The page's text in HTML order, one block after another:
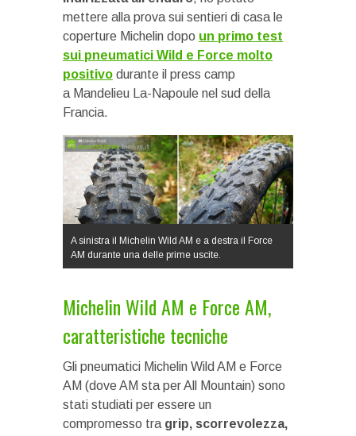
mettere alla prova sui sentieri di casa le
coperture Michelin dopo un primo test
sui pneumatici Wild e Force molto
positivo durante il press camp
a Mandelieu La-Napoule nel sud della
Francia.
A sinistra il Michelin Wild AM e a destra il Force
AM durante una delle prime uscite.
Michelin Wild AM e Force AM,
caratteristiche tecniche
Gli pneumatici Michelin Wild AM e Force
AM (dove AM sta per All Mountain) sono
stati studiati per essere un
compromesso tra grip, scorrevolezza,